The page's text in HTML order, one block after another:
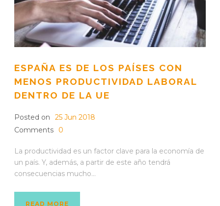
ESPAÑA ES DE LOS PAÍSES CON
MENOS PRODUCTIVIDAD LABORAL
DENTRO DE LA UE
Posted on
25 Jun 2018
Comments
0
La productividad es un factor clave para la economía de
un país. Y, además, a partir de este año tendrá
consecuencias mucho...
READ MORE